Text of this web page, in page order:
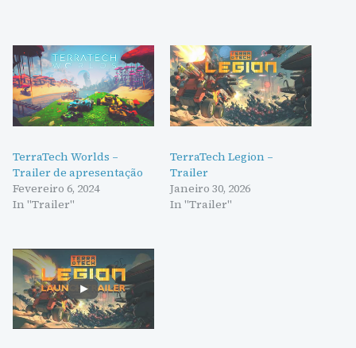
TerraTech Worlds –
Trailer de apresentação
Fevereiro 6, 2024
In "Trailer"
TerraTech Legion –
Trailer
Janeiro 30, 2026
In "Trailer"